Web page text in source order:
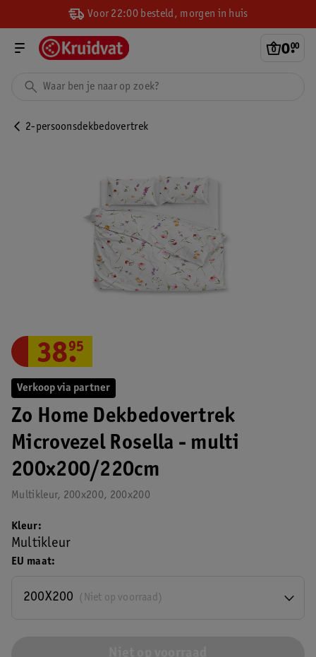
Voor 22:00 besteld, morgen in huis
0.
00
2-persoonsdekbedovertrek
Verkoop via partner
Zo Home Dekbedovertrek
Microvezel Rosella - multi
200x200/220cm
Multikleur, 200x200, 200x200
38.
95
EU maat
(Niet op voorraad)
200X200
Kleur
Multikleur